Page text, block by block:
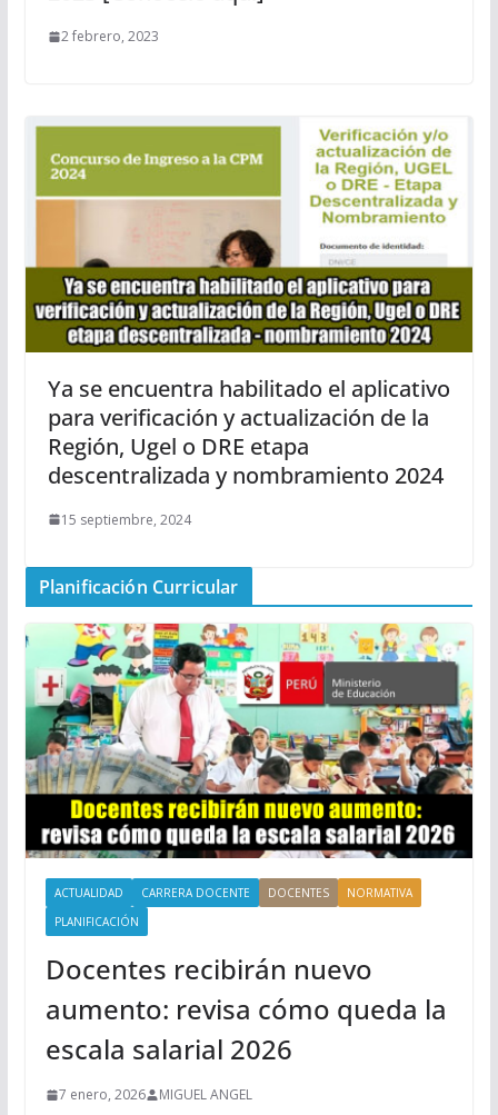
2 febrero, 2023
Ya se encuentra habilitado el aplicativo
para verificación y actualización de la
Región, Ugel o DRE etapa
descentralizada y nombramiento 2024
15 septiembre, 2024
Planificación Curricular
ACTUALIDAD CARRERA DOCENTE DOCENTES
NORMATIVA
PLANIFICACIÓN
Docentes recibirán nuevo
aumento: revisa cómo queda la
escala salarial 2026
7 enero, 2026 MIGUEL ANGEL